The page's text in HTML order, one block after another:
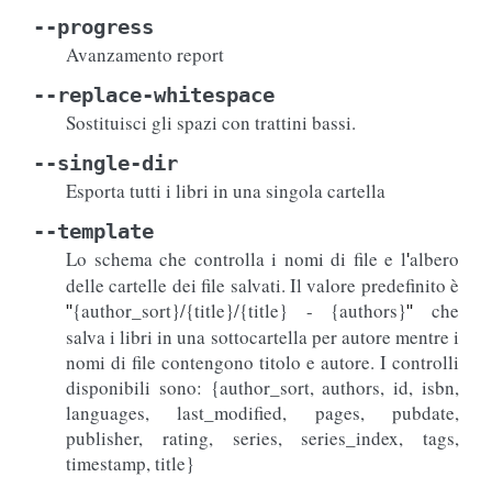
--progress
Avanzamento report
--replace-whitespace
Sostituisci gli spazi con trattini bassi.
--single-dir
Esporta tutti i libri in una singola cartella
--template
Lo schema che controlla i nomi di file e l'albero
delle cartelle dei file salvati. Il valore predefinito è
"{author_sort}/{title}/{title} - {authors}"
che
salva i libri in una sottocartella per autore mentre i
nomi di file contengono titolo e autore. I controlli
disponibili sono: {author_sort, authors, id, isbn,
languages, last_modified, pages, pubdate,
publisher, rating, series, series_index, tags,
timestamp, title}